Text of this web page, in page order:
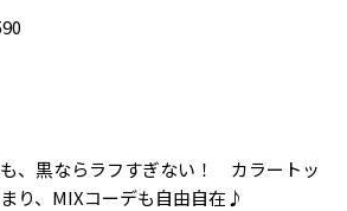
、黒ならラフすぎない！ カラートッ
り、MIXコーデも自由自在♪